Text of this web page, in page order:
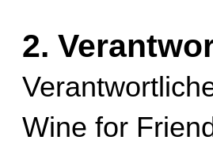
2.
Wine for